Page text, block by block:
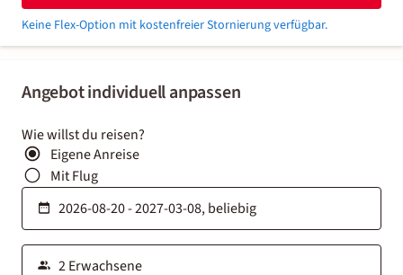
Angebot individuell anpassen
Wie willst du reisen?
Eigene Anreise
Mit Flug
Keine Flex-Option mit kostenfreier Stornierung verfügbar.